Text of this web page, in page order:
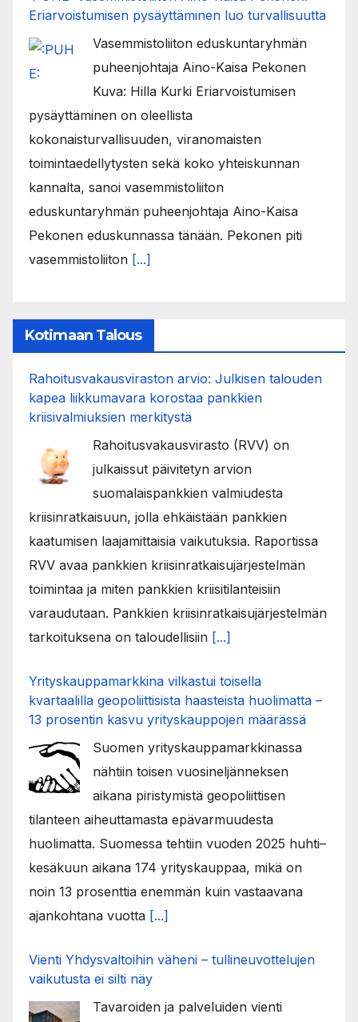
Eriarvoistumisen pysäyttäminen luo turvallisuutta
Vasemmistoliiton eduskuntaryhmän
puheenjohtaja Aino-Kaisa Pekonen
Kuva: Hilla Kurki Eriarvoistumisen
pysäyttäminen on oleellista
kokonaisturvallisuuden, viranomaisten
toimintaedellytysten sekä koko yhteiskunnan
kannalta, sanoi vasemmistoliiton
eduskuntaryhmän puheenjohtaja Aino-Kaisa
Pekonen eduskunnassa tänään. Pekonen piti
vasemmistoliiton [...]
Kotimaan Talous
Rahoitusvakausviraston arvio: Julkisen talouden
kapea liikkumavara korostaa pankkien
kriisivalmiuksien merkitystä
Rahoitusvakausvirasto (RVV) on
julkaissut päivitetyn arvion
suomalaispankkien valmiudesta
kriisinratkaisuun, jolla ehkäistään pankkien
kaatumisen laajamittaisia vaikutuksia. Raportissa
RVV avaa pankkien kriisinratkaisujärjestelmän
toimintaa ja miten pankkien kriisitilanteisiin
varaudutaan. Pankkien kriisinratkaisujärjestelmän
tarkoituksena on taloudellisiin [...]
Yrityskauppamarkkina vilkastui toisella
kvartaalilla geopoliittisista haasteista huolimatta –
13 prosentin kasvu yrityskauppojen määrässä
Suomen yrityskauppamarkkinassa
nähtiin toisen vuosineljänneksen
aikana piristymistä geopoliittisen
tilanteen aiheuttamasta epävarmuudesta
huolimatta. Suomessa tehtiin vuoden 2025 huhti–
kesäkuun aikana 174 yrityskauppaa, mikä on
noin 13 prosenttia enemmän kuin vastaavana
ajankohtana vuotta [...]
Vienti Yhdysvaltoihin väheni – tullineuvottelujen
vaikutusta ei silti näy
Tavaroiden ja palveluiden vienti